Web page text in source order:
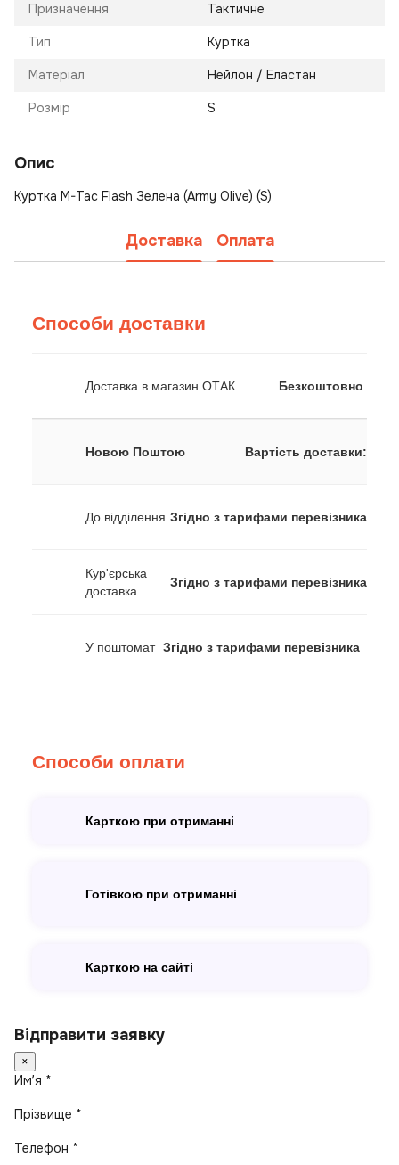
Призначення Тактичне
Тип Куртка
Матеріал Нейлон / Еластан
Розмір S
Опис
Куртка M-Tac Flash Зелена (Army Olive) (S)
Доставка Оплата
Способи доставки
Доставка в магазин ОТАК Безкоштовно
Новою Поштою Вартість доставки:
До відділення Згідно з тарифами перевізника
Кур'єрська
доставка
Згідно з тарифами перевізника
У поштомат Згідно з тарифами перевізника
Способи оплати
Карткою при отриманні
Готівкою при отриманні
Карткою на сайті
Відправити заявку
×
Имʼя *
Прізвище *
Телефон *